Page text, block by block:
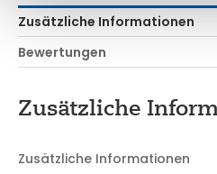
Zusätzliche Informationen
Bewertungen
Zusätzliche
Zusätzliche Informationen